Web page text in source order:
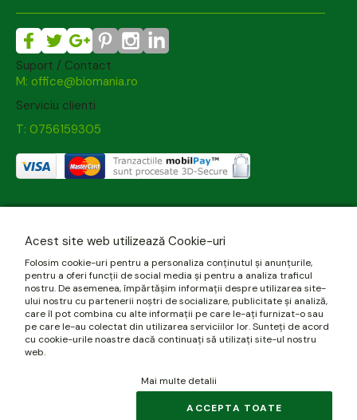
Suport / Contact
M: office@biomania.ro
Serviciu clienti
T: 0756159305
Acest site web utilizează Cookie-uri
Folosim cookie-uri pentru a personaliza conținutul și anunțurile,
pentru a oferi funcții de social media și pentru a analiza traficul
nostru. De asemenea, împărtășim informații despre utilizarea site-
ului nostru cu partenerii noștri de socializare, publicitate și analiză,
care îl pot combina cu alte informații pe care le-ați furnizat-o sau
pe care le-au colectat din utilizarea serviciilor lor. Sunteți de acord
cu cookie-urile noastre dacă continuați să utilizați site-ul nostru
web.
Mai multe detalii
ACCEPTA TOATE